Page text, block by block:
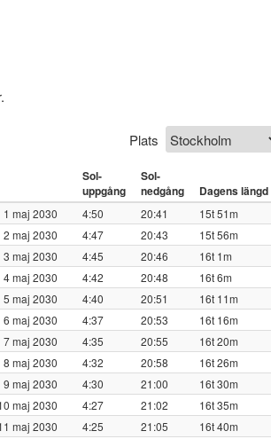
Plats
Sol-
uppgång
Sol-
nedgång
Dagens längd
1 maj 2030 4:50 20:41
15t 51m
2 maj 2030
4:47 20:43
15t 56m
3 maj 2030
4:45 20:46
16t 1m
4 maj 2030
4:42 20:48
16t 6m
5 maj 2030
4:40 20:51
16t 11m
6 maj 2030
4:37 20:53
16t 16m
7 maj 2030
4:35 20:55
16t 20m
8 maj 2030
4:32 20:58
16t 26m
9 maj 2030
4:30 21:00
16t 30m
maj 2030
4:27 21:02
16t 35m
maj 2030
4:25 21:05
16t 40m